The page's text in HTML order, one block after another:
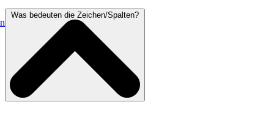
Was bedeuten die Zeichen/Spalten?